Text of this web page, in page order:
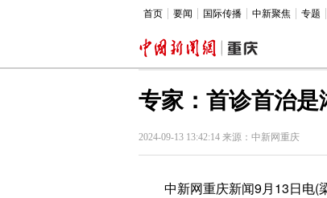
首页 要闻 国际传播 中新聚焦 专题
专家：首诊首治
2024-09-13 13:42:14 来源：中新网重庆
中新网重庆新闻9月13日电(梁